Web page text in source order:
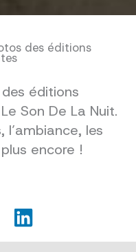
des éditions
éditions
Son De La Nuit.
l’ambiance, les
encore !